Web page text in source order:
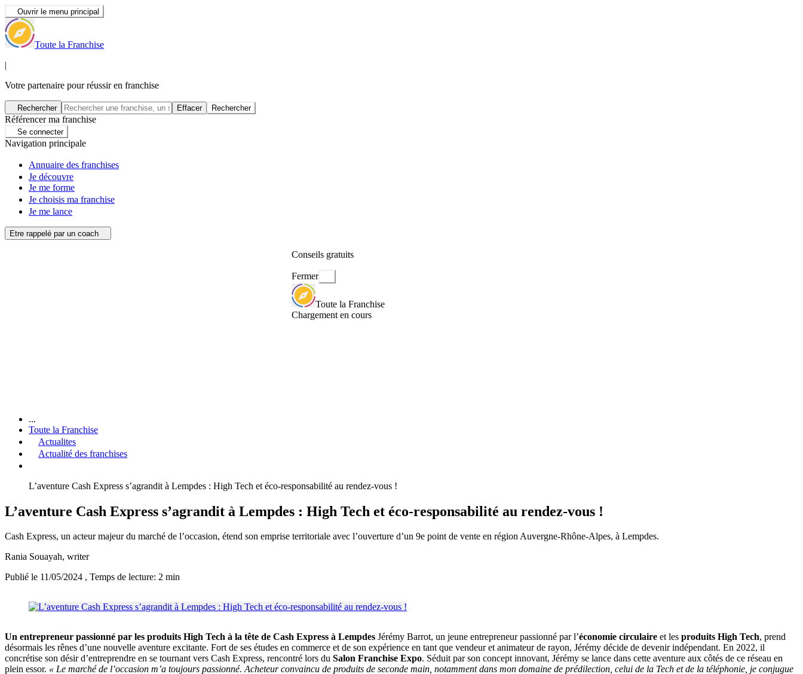
Ouvrir le menu principal
Toute la Franchise
|
Votre partenaire pour réussir en franchise
Rechercher Effacer Rechercher
Référencer ma franchise
Se connecter
Navigation principale
Annuaire des franchises
Je découvre
Je me forme
Je choisis ma franchise
Je me lance
Etre rappelé par un coach
Conseils gratuits
Fermer
Toute la Franchise
Chargement en cours
...
Toute la Franchise
Actualites
Actualité des franchises
L’aventure Cash Express s’agrandit à Lempdes : High Tech et éco-responsabilité au rendez-vous !
L’aventure Cash Express s’agrandit à Lempdes : High Tech et éco-responsabilité au rendez-vous !
Cash Express, un acteur majeur du marché de l’occasion, étend son emprise territoriale avec l’ouverture d’un 9e point de vente en région Auvergne-Rhône-Alpes, à Lempdes.
Rania Souayah, writer
Publié le 11/05/2024 , Temps de lecture: 2 min
Un entrepreneur passionné par les produits High Tech à la tête de Cash Express à Lempdes Jérémy Barrot, un jeune entrepreneur passionné par l’économie circulaire et les produits High Tech, prend
désormais les rênes d’une nouvelle aventure excitante. Fort de ses études en commerce et de son expérience en tant que vendeur et animateur de rayon, Jérémy décide de devenir indépendant. En 2022, il
concrétise son désir d’entreprendre en se tournant vers Cash Express, rencontré lors du Salon Franchise Expo. Séduit par son concept innovant, Jérémy se lance dans cette aventure aux côtés de ce réseau en
plein essor. « Le marché de l’occasion m’a toujours passionné. Acheteur convaincu de produits de seconde main, notamment dans mon domaine de prédilection, celui de la Tech et de la téléphonie, je conjugue